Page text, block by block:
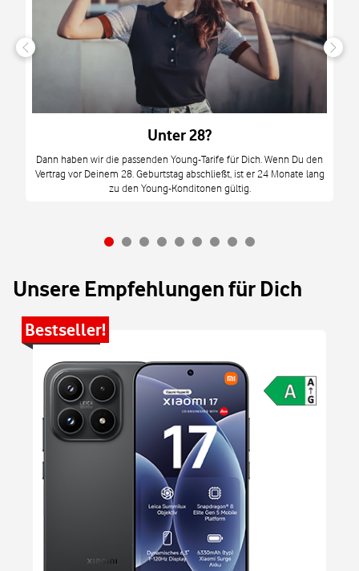
Unter 28?
Dann haben wir die passenden Young-Tarife für Dich. Wenn Du den
Vertrag vor Deinem 28. Geburtstag abschließt, ist er 24 Monate lang
zu den Young-Konditonen gültig.
Unsere Empfehlungen für Dich
Bestseller!